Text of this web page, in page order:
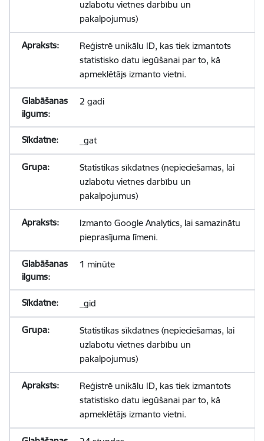
uzlabotu vietnes darbību un
pakalpojumus)
Reģistrē unikālu ID, kas tiek izmantots
statistisko datu iegūšanai par to, kā
apmeklētājs izmanto vietni.
2 gadi
_gat
Statistikas sīkdatnes (nepieciešamas, lai
uzlabotu vietnes darbību un
pakalpojumus)
Izmanto Google Analytics, lai samazinātu
pieprasījuma līmeni.
1 minūte
_gid
Statistikas sīkdatnes (nepieciešamas, lai
uzlabotu vietnes darbību un
pakalpojumus)
Reģistrē unikālu ID, kas tiek izmantots
statistisko datu iegūšanai par to, kā
apmeklētājs izmanto vietni.